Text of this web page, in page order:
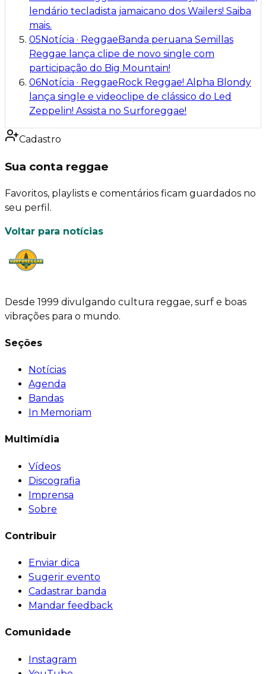
lendário tecladista jamaicano dos Wailers! Saiba
mais.
05Notícia · ReggaeBanda peruana Semillas
Reggae lança clipe de novo single com
participação do Big Mountain!
06Notícia · ReggaeRock Reggae! Alpha Blondy
lança single e videoclipe de clássico do Led
Zeppelin! Assista no Surforeggae!
Cadastro
Sua conta reggae
Favoritos, playlists e comentários ficam guardados no
seu perfil.
Voltar para notícias
Desde 1999 divulgando cultura reggae, surf e boas
vibrações para o mundo.
Seções
Notícias
Agenda
Bandas
In Memoriam
Multimídia
Vídeos
Discografia
Imprensa
Sobre
Contribuir
Enviar dica
Sugerir evento
Cadastrar banda
Mandar feedback
Comunidade
Instagram